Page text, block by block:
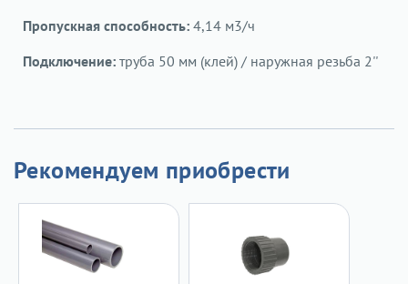
Пропускная способность: 4,14 м3/ч
Подключение: труба 50 мм (клей) / наружная резьба 2''
Рекомендуем приобрести